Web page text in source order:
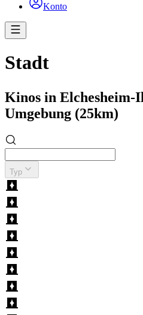
Konto
Stadt
Kinos in Elchesheim-
Umgebung (25km)
Typ